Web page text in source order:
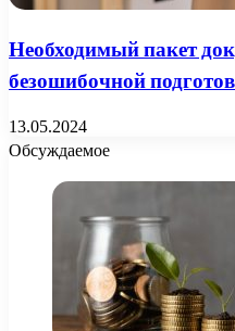
Необходимый пакет
безошибочной
13.05.2024
Обсуждаемое